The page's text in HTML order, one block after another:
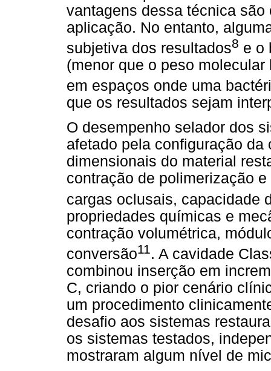
vantagens dessa técnica
aplicação. No entanto,
subjetiva dos resultados8 e o
(menor que o peso
em espaços onde uma
que os resultados sejam
O desempenho selador dos
afetado pela configuração
dimensionais do material
contração de polimerização
cargas oclusais, capacidade
propriedades químicas e
contração volumétrica,
conversão11 . A cavidade
combinou inserção em
C, criando o pior cenário
um procedimento
desafio aos sistemas
os sistemas testados,
mostraram algum nível de